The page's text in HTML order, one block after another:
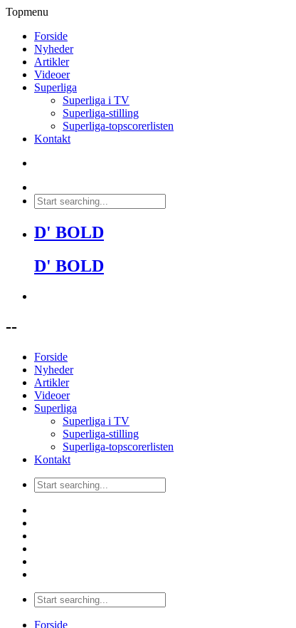
Topmenu
Forside
Nyheder
Artikler
Videoer
Superliga
Superliga i TV
Superliga-stilling
Superliga-topscorerlisten
Kontakt
D' BOLD
D' BOLD
--
Forside
Nyheder
Artikler
Videoer
Superliga
Superliga i TV
Superliga-stilling
Superliga-topscorerlisten
Kontakt
Forside